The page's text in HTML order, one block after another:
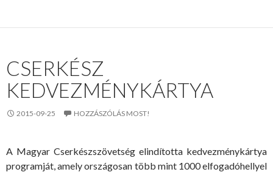
CSERKÉSZ
KEDVEZMÉNYKÁRTYA
2015-09-25 HOZZÁSZÓLÁS MOST!
A Magyar Cserkészszövetség elindította kedvezménykártya
programját, amely országosan több mint 1000 elfogadóhellyel